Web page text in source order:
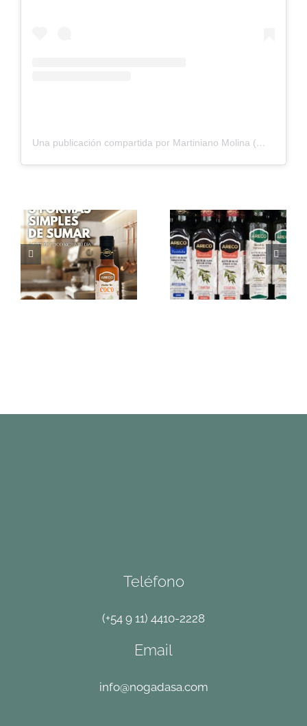
Una publicación compartida por Martiniano Molina (@martiniano_molina)
Nogada –
Cómo sumar
Aceite de Coco
MCT a tu día
Nogada – Te
esperamos por
ChangoMás
Teléfono
(+54 9 11) 4410-2228
Email
info@nogadasa.com